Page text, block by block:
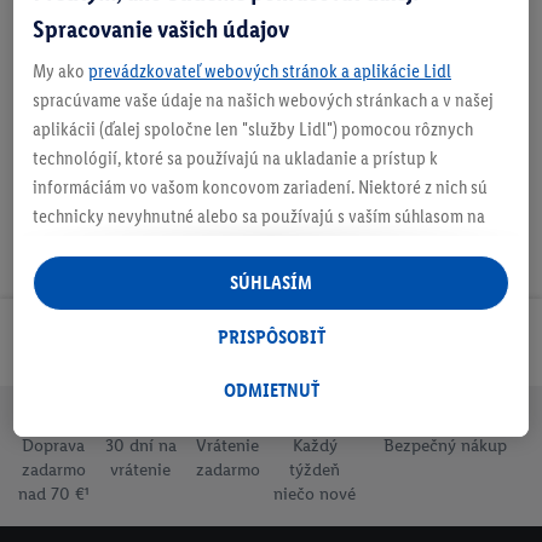
Na stiahnutie
Odoberaj Newsletter!
Doprava
zadarmo
nad 70 €¹
30 dní na
vrátenie
Vrátenie
zadarmo
Každý
týždeň
niečo nové
Bezpečný nákup
Spracovanie vašich údajov
My ako prevádzkovateľ webových stránok a aplikácie Lidl
spracúvame vaše údaje na našich webových stránkach a v našej
aplikácii (ďalej spoločne len "služby Lidl") pomocou rôznych
technológií, ktoré sa používajú na ukladanie a prístup k
informáciám vo vašom koncovom zariadení. Niektoré z nich sú
technicky nevyhnutné alebo sa používajú s vaším súhlasom na
personalizovanú reklamu v rámci služieb Lidl aj mimo nich. Ak
ste účastníkom programu Lidl Plus, na tieto účely sa spracúvajú
aj údaje z vášho nákupného správania v obchode.
následne si vytvoríte účet Lidl Plus alebo sa prihlásite do svojho
tiež vytvoriť špeciálny online identifikátor z e-mailovej adresy,
ktorú tam uvediete, aby sme vás mohli rozpoznať v službách
prevádzkovaných tretími stranami a zobrazovať vám
ODMIETNUŤ
PRISPÔSOBIŤ
SÚHLASÍM